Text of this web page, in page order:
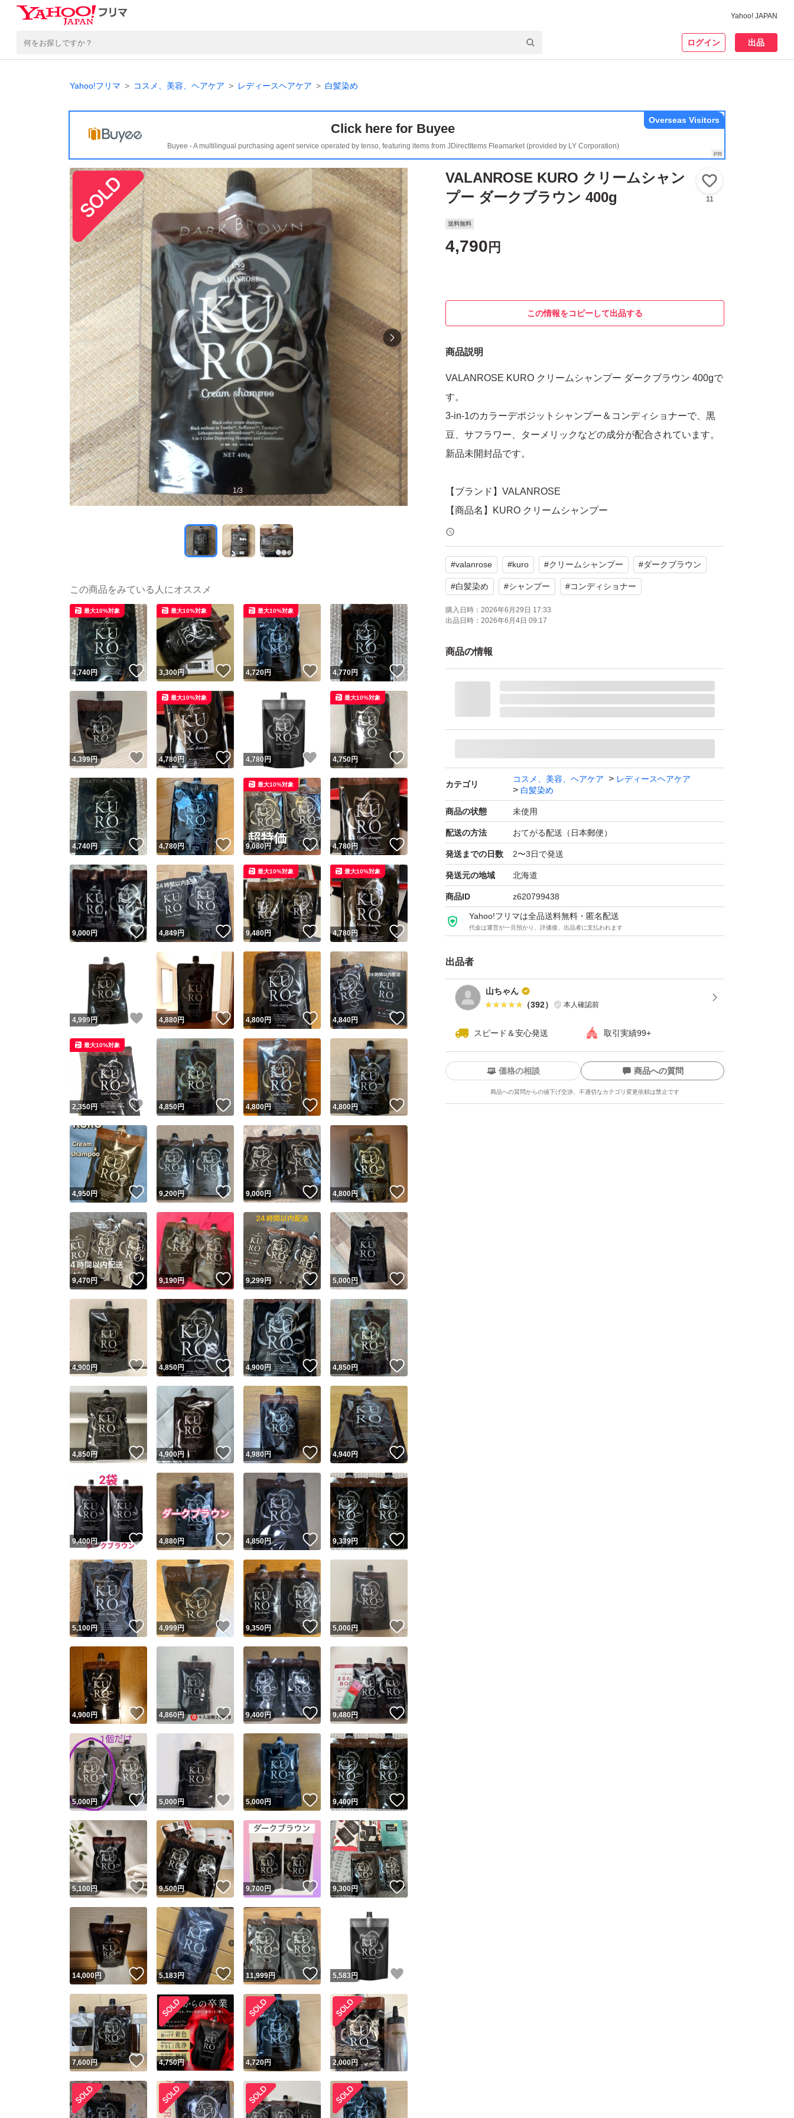
Yahoo! JAPAN
ログイン 出品
Yahoo!フリマ コスメ、美容、ヘアケア レディースヘアケア 白髪染め
Click here for Buyee
Buyee - A multilingual purchasing agent service operated by tenso, featuring items from JDirectItems Fleamarket (provided by LY Corporation)
Overseas Visitors
1/3
VALANROSE KURO クリームシャン
プー ダークブラウン 400g
11
送料無料
4,790 円
この情報をコピーして出品する
商品説明
VALANROSE KURO クリームシャンプー ダークブラウン 400gで
す。
3-in-1のカラーデポジットシャンプー＆コンディショナーで、黒
豆、サフラワー、ターメリックなどの成分が配合されています。
新品未開封品です。
【ブランド】VALANROSE
【商品名】KURO クリームシャンプー
【カラー】ダークブラウン
【内容量】400g
【商品の状態】未使用
こちらの商品を2個お買い上げ希望の方、お値引き致しますの
で、お問い合わせ下さい。
バランローズ KUROクリームシャンプー ダークブラウン
#valanrose #kuro #クリームシャンプー #ダークブラウン
#白髪染め #シャンプー #コンディショナー
購入日時： 2026年6月29日 17:33
出品日時： 2026年6月4日 09:17
商品の情報
カテゴリ
コスメ、美容、ヘアケア
レディースヘアケア
白髪染め
商品の状態 未使用
配送の方法 おてがる配送（日本郵便）
発送までの日数 2〜3日で発送
発送元の地域 北海道
商品ID z620799438
Yahoo!フリマは全品送料無料・匿名配送
代金は運営が一旦預かり、評価後、出品者に支払われます
出品者
山ちゃん
（392） 本人確認前
スピード＆安心発送 取引実績99+
ユーザーの実績について
Yahoo!フリマが定めた一定の基準を満たしたユーザーにバッジを付与しています
安心取引出品者
安心取引出品者 Yahoo!フリマの基準をクリアした安心・安全なユーザーです
取引実績
取引実績◯+ このユーザーはYahoo!フリマの取引を完了させた実績があります
他フリマ実績◯+ このユーザーは他フリマサービスでの取引実績があります
スピード&安心発送
※このバッジは実績に基づく表示であり、発送を保証しているものではありません
スピード＆安心発送
このユーザーは高頻度で24時間以内＆設定した発送日数内に発送してい
ます
スピード発送 このユーザーは高頻度で24時間以内に発送しています
安心発送 このユーザーは設定した発送日数内に発送しています
価格の相談 商品への質問
商品への質問からの値下げ交渉、不適切なカテゴリ変更依頼は禁止です
この商品の情報をコピーします
商品画像の無断転載は禁止されています
コピーは1商品につき1回です
出品ページへ
この商品をみている人にオススメ
4,740円 いいね！
最大10%対象
3,300円 いいね！
最大10%対象
4,720円 いいね！
最大10%対象
4,770円 いいね！
4,399円 いいね！
4,780円 いいね！
最大10%対象
4,780円 いいね！
4,750円
最大10%対象
4,740円 いいね！
4,780円 いいね！
9,080円 いいね！
最大10%対象
4,780円
9,000円 いいね！
4,849円 いいね！
9,480円 いいね！
最大10%対象
4,780円
最大10%対象
4,999円 いいね！
4,880円 いいね！
4,800円 いいね！
4,840円 いいね！
2,350円 いいね！
最大10%対象
4,850円 いいね！
4,800円 いいね！
4,800円
4,950円 いいね！
9,200円 いいね！
9,000円 いいね！
4,800円
9,470円 いいね！
9,190円 いいね！
9,299円 いいね！
5,000円 いいね！
4,900円 いいね！
4,850円 いいね！
4,900円 いいね！
4,850円 いいね！
4,850円 いいね！
4,900円 いいね！
4,980円 いいね！
4,940円 いいね！
9,400円 いいね！
4,880円 いいね！
4,850円 いいね！
9,339円 いいね！
5,100円 いいね！
4,999円 いいね！
9,350円 いいね！
5,000円
4,900円 いいね！
4,860円 いいね！
9,400円 いいね！
9,480円 いいね！
5,000円 いいね！
5,000円 いいね！
5,000円 いいね！
9,400円 いいね！
5,100円 いいね！
9,500円 いいね！
9,700円 いいね！
9,300円 いいね！
14,000円 いいね！
5,183円 いいね！
11,999円 いいね！
5,583円
7,600円 いいね！
4,750円 4,720円 2,000円